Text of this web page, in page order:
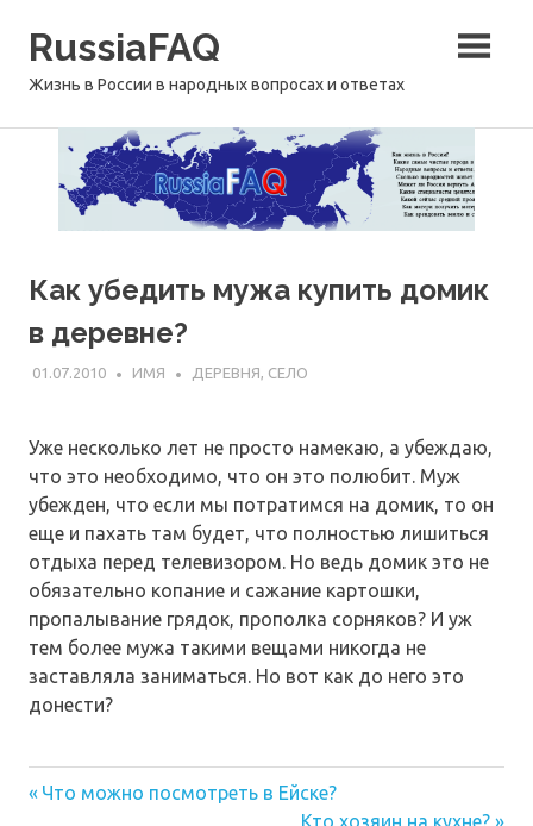
RussiaFAQ
Жизнь в России в народных вопросах и ответах
Как убедить мужа купить домик
в деревне?
01.07.2010 ИМЯ ДЕРЕВНЯ, СЕЛО
Уже несколько лет не просто намекаю, а убеждаю,
что это необходимо, что он это полюбит. Муж
убежден, что если мы потратимся на домик, то он
еще и пахать там будет, что полностью лишиться
отдыха перед телевизором. Но ведь домик это не
обязательно копание и сажание картошки,
пропалывание грядок, прополка сорняков? И уж
тем более мужа такими вещами никогда не
заставляла заниматься. Но вот как до него это
донести?
Навигация
Предыдущая
Что можно посмотреть в Ейске?
Следующая
Кто хозяин на кухне?